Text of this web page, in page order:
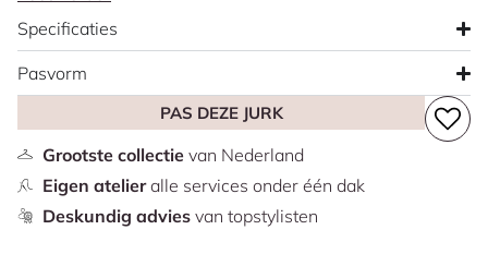
en unieks. Op de rug loopt een elegante rij knoopjes en in
de sleep zitten subtiele kanten details verwerkt.
Minimalistisch en stijlvol.
Deze aanbieding betreft alleen ons winkelmodel in maat
Specificaties
Pasvorm
PAS DEZE JURK
Grootste collectievan Nederland
Eigen atelieralle services onder één dak
Deskundig adviesvan topstylisten